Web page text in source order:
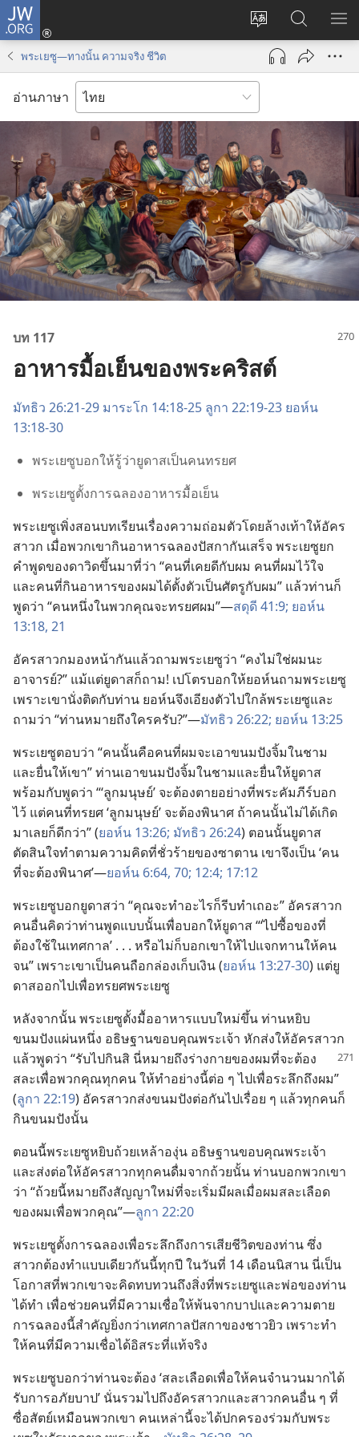
JW.ORG
เปลี่ยน
ภาษา
เข้า
(เปิด
ใหม่)
ค้นหา
ใน
JW.ORG
แส
พระเยซู—ทางนั้น ความจริง ชีวิต
อ่านภาษา
บท 117
อาหารมื้อเย็นของพระคริสต์
มัทธิว 26:21-29 มาระโก 14:18-25 ลูกา 22:19-23 ยอห์น
13:18-30
พระ​เยซู​บอก​ให้​รู้​ว่า​ยูดาส​เป็น​คน​ทรยศ
พระ​เยซู​ตั้ง​การ​ฉลอง​อาหาร​มื้อ​เย็น
พระ​เยซู​เพิ่ง​สอน​บทเรียน​เรื่อง​ความ​ถ่อม​ตัว​โดย​ล้าง​เท้า​ให้​อัคร
สาวก เมื่อ​พวก​เขา​กิน​อาหาร​ฉลอง​ปัสกา​กัน​เสร็จ พระ​เยซู​ยก​
คำ​พูด​ของ​ดาวิด​ขึ้น​มา​ที่​ว่า “คน​ที่​เคย​ดี​กับ​ผม คน​ที่​ผม​ไว้​ใจ
และ​คน​ที่​กิน​อาหาร​ของ​ผม​ได้​ตั้ง​ตัว​เป็น​ศัตรู​กับ​ผม” แล้ว​ท่าน​ก็​
พูด​ว่า “คน​หนึ่ง​ใน​พวก​คุณ​จะ​ทรยศ​ผม”—สดุดี 41:9; ยอห์น
13:18, 21
อัครสาวก​มอง​หน้า​กัน​แล้ว​ถาม​พระ​เยซู​ว่า “คง​ไม่​ใช่​ผม​นะ
อาจารย์?” แม้​แต่​ยูดาส​ก็​ถาม! เปโตร​บอก​ให้​ยอห์น​ถาม​พระ​เยซู
เพราะ​เขา​นั่ง​ติด​กับ​ท่าน ยอห์น​จึง​เอียง​ตัว​ไป​ใกล้​พระ​เยซู​และ​
ถาม​ว่า “ท่าน​หมาย​ถึง​ใคร​ครับ?”—มัทธิว 26:22; ยอห์น 13:25
พระ​เยซู​ตอบ​ว่า “คน​นั้น​คือ​คน​ที่​ผม​จะ​เอา​ขนมปัง​จิ้ม​ใน​ชาม​
และ​ยื่น​ให้​เขา” ท่าน​เอา​ขนมปัง​จิ้ม​ใน​ชาม​และ​ยื่น​ให้​ยูดาส​
พร้อม​กับ​พูด​ว่า “‘ลูก​มนุษย์’ จะ​ต้อง​ตาย​อย่าง​ที่​พระ​คัมภีร์​บอก​
ไว้ แต่​คน​ที่​ทรยศ ‘ลูก​มนุษย์’ จะ​ต้อง​พินาศ ถ้า​คน​นั้น​ไม่​ได้​เกิด​
มา​เลย​ก็​ดี​กว่า” (ยอห์น 13:26; มัทธิว 26:24) ตอน​นั้น​ยูดาส​
ตัดสิน​ใจ​ทำ​ตาม​ความ​คิด​ที่​ชั่ว​ร้าย​ของ​ซาตาน เขา​จึง​เป็น ‘คน​
ที่​จะ​ต้อง​พินาศ’—ยอห์น 6:64, 70; 12:4; 17:12
พระ​เยซู​บอก​ยูดาส​ว่า “คุณ​จะ​ทำ​อะไร​ก็​รีบ​ทำ​เถอะ” อัครสาวก​
คน​อื่น​คิด​ว่า​ท่าน​พูด​แบบ​นั้น​เพื่อ​บอก​ให้​ยูดาส “‘ไป​ซื้อ​ของ​ที่​
ต้อง​ใช้​ใน​เทศกาล’ . . . หรือ​ไม่​ก็​บอก​เขา​ให้​ไป​แจก​ทาน​ให้​คน​
จน” เพราะ​เขา​เป็น​คน​ถือ​กล่อง​เก็บ​เงิน (ยอห์น 13:27-30) แต่​ยู
ดาส​ออก​ไป​เพื่อ​ทรยศ​พระ​เยซู
หลัง​จาก​นั้น พระ​เยซู​ตั้ง​มื้อ​อาหาร​แบบ​ใหม่​ขึ้น ท่าน​หยิบ​
ขนมปัง​แผ่น​หนึ่ง อธิษฐาน​ขอบคุณ​พระเจ้า หัก​ส่ง​ให้​อัครสาวก​
แล้ว​พูด​ว่า “รับ​ไป​กิน​สิ นี่​หมาย​ถึง​ร่าง​กาย​ของ​ผม​ที่​จะ​ต้อง​
สละ​เพื่อ​พวก​คุณ​ทุก​คน ให้​ทำ​อย่าง​นี้​ต่อ ๆ ไป​เพื่อ​ระลึก​ถึง​ผม”
(ลูกา 22:19) อัครสาวก​ส่ง​ขนมปัง​ต่อ​กัน​ไป​เรื่อย ๆ แล้ว​ทุก​คน​ก็​
กิน​ขนมปัง​นั้น
ตอน​นี้​พระ​เยซู​หยิบ​ถ้วย​เหล้า​องุ่น อธิษฐาน​ขอบคุณ​พระเจ้า
และ​ส่ง​ต่อ​ให้​อัครสาวก​ทุก​คน​ดื่ม​จาก​ถ้วย​นั้น ท่าน​บอก​พวก​เขา​
ว่า “ถ้วย​นี้​หมาย​ถึง​สัญญา​ใหม่​ที่​จะ​เริ่ม​มี​ผล​เมื่อ​ผม​สละ​เลือด​
ของ​ผม​เพื่อ​พวก​คุณ”—ลูกา 22:20
พระ​เยซู​ตั้ง​การ​ฉลอง​เพื่อ​ระลึก​ถึง​การ​เสีย​ชีวิต​ของ​ท่าน ซึ่ง​
สาวก​ต้อง​ทำ​แบบ​เดียว​กัน​นี้​ทุก​ปี ใน​วัน​ที่ 14 เดือน​นิสาน นี่​เป็น​
โอกาส​ที่​พวก​เขา​จะ​คิด​ทบทวน​ถึง​สิ่ง​ที่​พระ​เยซู​และ​พ่อ​ของ​ท่าน​
ได้​ทำ เพื่อ​ช่วย​คน​ที่​มี​ความ​เชื่อ​ให้​พ้น​จาก​บาป​และ​ความ​ตาย
การ​ฉลอง​นี้​สำคัญ​ยิ่ง​กว่า​เทศกาล​ปัสกา​ของ​ชาว​ยิว เพราะ​ทำ​
ให้​คน​ที่​มี​ความ​เชื่อ​ได้​อิสระ​ที่​แท้​จริง
พระ​เยซู​บอก​ว่า​ท่าน​จะ​ต้อง ‘สละ​เลือด​เพื่อ​ให้​คน​จำนวน​มาก​ได้​
รับ​การ​อภัย​บาป’ นั่น​รวม​ไป​ถึง​อัครสาวก​และ​สาวก​คน​อื่น ๆ ที่​
ซื่อ​สัตย์​เหมือน​พวก​เขา คน​เหล่า​นี้​จะ​ได้​ปกครอง​ร่วม​กับ​พระ​